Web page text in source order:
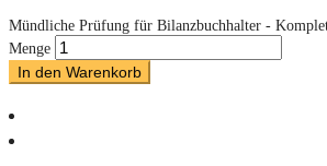
Mündliche Prüfung für Bilanzbuchhalter -
Menge
In den Warenkorb